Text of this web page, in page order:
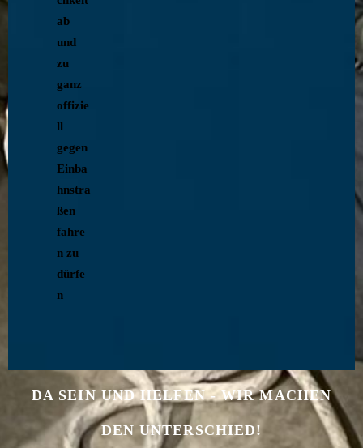
ab
und
zu
ganz
offizie
ll
gegen
Einba
hnstra
ßen
fahre
n zu
dürfe
n
DA SEIN UND HELFEN - WIR MACHEN
DEN UNTERSCHIED!